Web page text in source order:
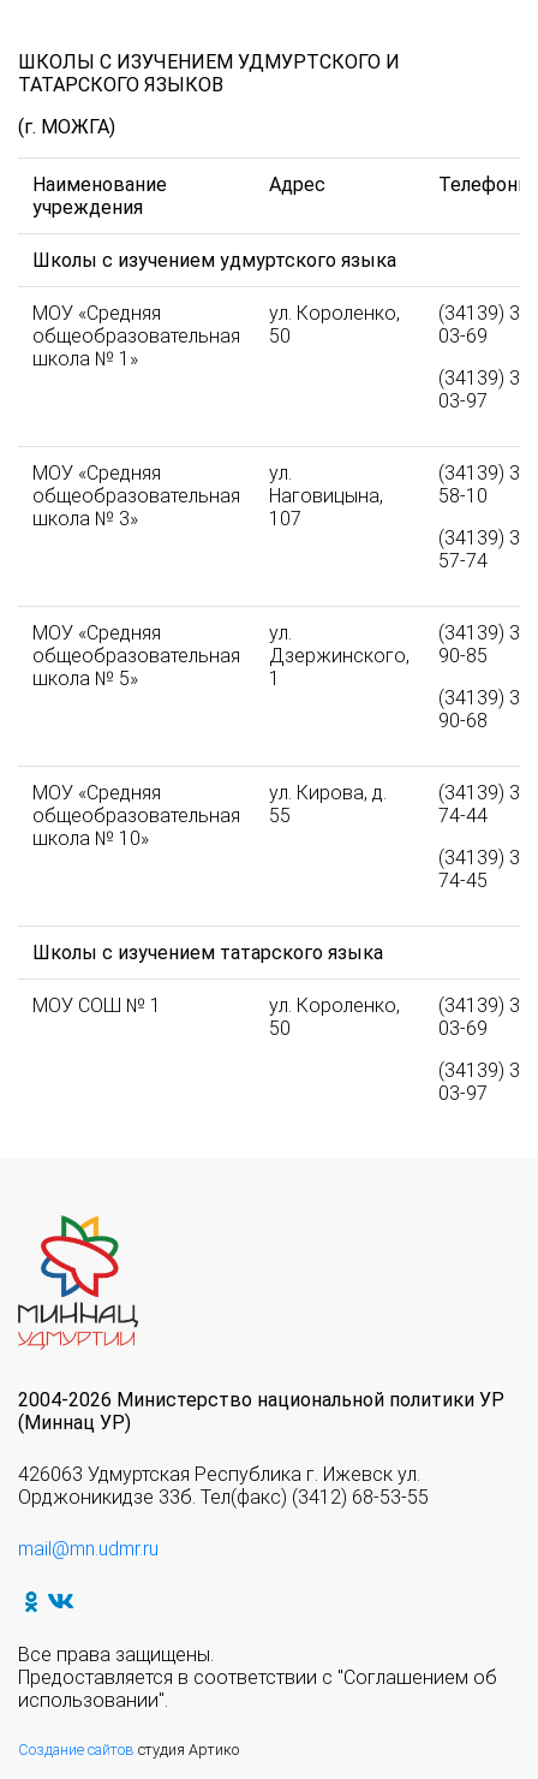
ШКОЛЫ С ИЗУЧЕНИЕМ УДМУРТСКОГО И
ТАТАРСКОГО ЯЗЫКОВ
(г. МОЖГА)
Наименование
учреждения
Адрес Телефоны
Школы с изучением удмуртского языка
МОУ «Средняя
общеобразовательная
школа № 1»
ул. Короленко,
50
(34139) 3-
03-69
(34139) 3-
03-97
МОУ «Средняя
общеобразовательная
школа № 3»
ул.
Наговицына,
107
(34139) 3-
58-10
(34139) 3-
57-74
МОУ «Средняя
общеобразовательная
школа № 5»
ул.
Дзержинского,
1
(34139) 3-
90-85
(34139) 3-
90-68
МОУ «Средняя
общеобразовательная
школа № 10»
ул. Кирова, д.
55
(34139) 3-
74-44
(34139) 3-
74-45
Школы с изучением татарского языка
МОУ СОШ № 1
ул. Короленко,
50
(34139) 3-
03-69
(34139) 3-
03-97
2004-2026 Министерство национальной политики УР
(Миннац УР)
426063 Удмуртская Республика г. Ижевск ул.
Орджоникидзе 33б. Тел(факс) (3412) 68-53-55
mail@mn.udmr.ru
Все права защищены.
Предоставляется в соответствии с "Соглашением об
использовании".
Создание сайтов студия Артико